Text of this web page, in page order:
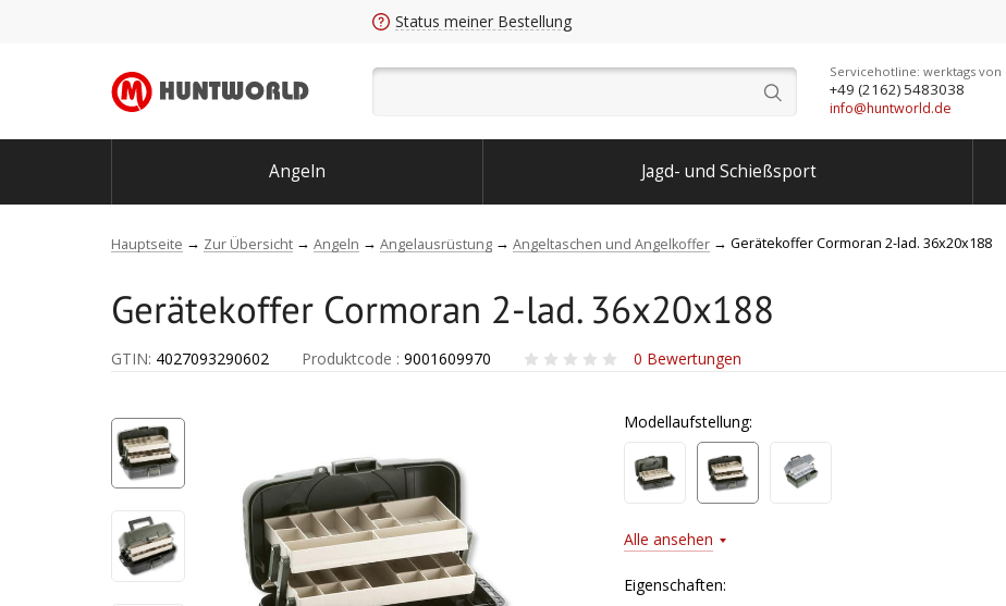
Status meiner Bestellung
Servicehotline: werktags von
+49 (2162) 5483038
info@huntworld.de
Angeln Jagd- und Schießsport
Hauptseite Zur Übersicht Angeln Angelausrüstung Angeltaschen und Angelkoffer Gerätekoffer Cormoran 2-lad. 36x20x188
Gerätekoffer Cormoran 2-lad. 36x20x188
GTIN: 4027093290602 Produktcode : 9001609970 0 Bewertungen
Modellaufstellung:
Alle ansehen
Eigenschaften: